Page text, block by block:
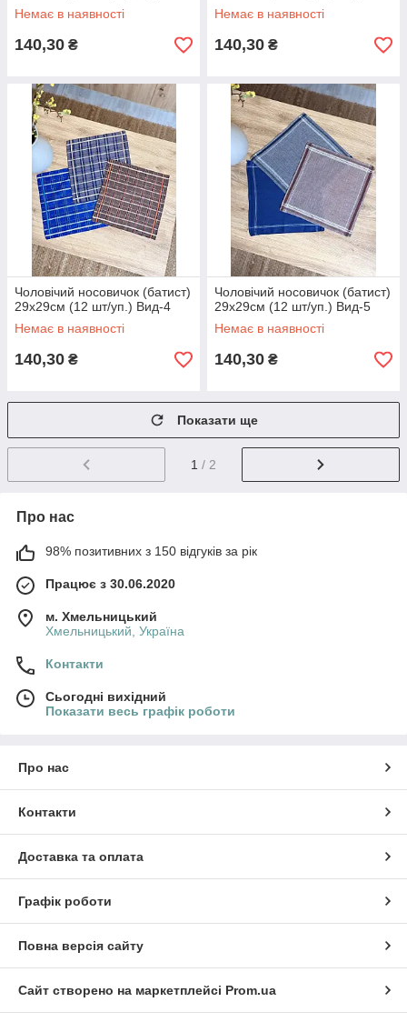
Немає в наявності
140,30 ₴
Немає в наявності
140,30 ₴
Чоловічий носовичок (батист)
29х29см (12 шт/уп.) Вид-4
Немає в наявності
140,30 ₴
Чоловічий носовичок (батист)
29х29см (12 шт/уп.) Вид-5
Немає в наявності
140,30 ₴
Показати ще
1 / 2
Про нас
98% позитивних з 150 відгуків за рік
Працює з 30.06.2020
м. Хмельницький
Хмельницький, Україна
Контакти
Сьогодні вихідний
Показати весь графік роботи
Про нас
Контакти
Доставка та оплата
Графік роботи
Повна версія сайту
Сайт створено на маркетплейсі Prom.ua